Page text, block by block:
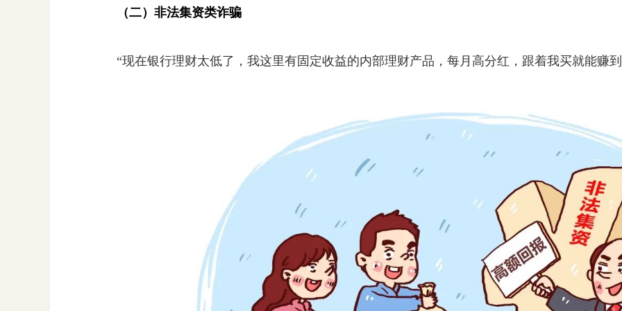
（二）非法集资类诈骗
“现在银行理财太低了，我这里有固定收益的内部理财产品，每月高分红，跟着我买就能赚